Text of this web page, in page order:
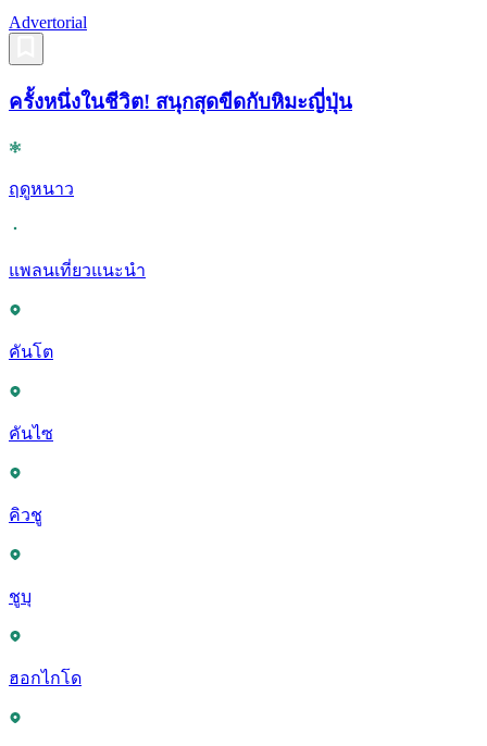
Advertorial
ครั้งหนึ่งในชีวิต! สนุกสุดขีดกับหิมะญี่ปุ่น
ฤดูหนาว
แพลนเที่ยวแนะนำ
คันโต
คันไซ
คิวชู
ชูบุ
ฮอกไกโด